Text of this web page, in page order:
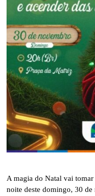
A magia do Natal vai
noite deste domingo, 30